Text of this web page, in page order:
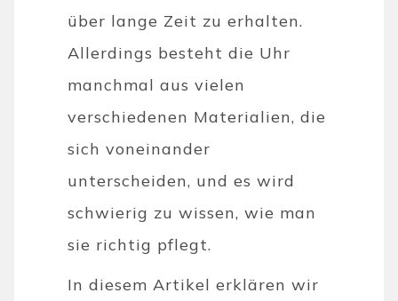
über lange Zeit zu erhalten.
Allerdings besteht die Uhr
manchmal aus vielen
verschiedenen Materialien, die
sich voneinander
unterscheiden, und es wird
schwierig zu wissen, wie man
sie richtig pflegt.
In diesem Artikel erklären wir